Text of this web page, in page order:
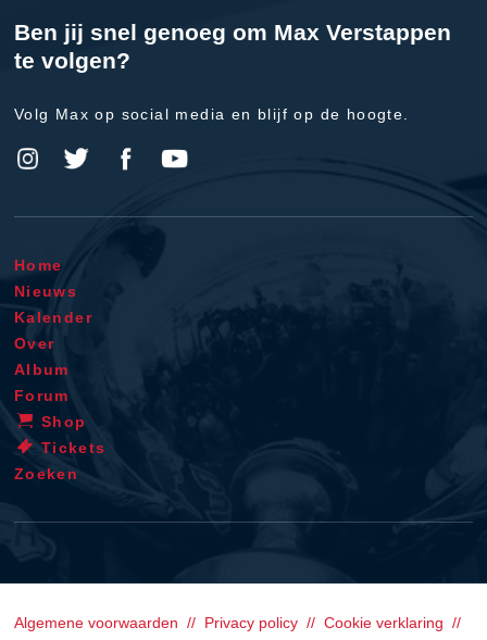
Ben jij snel genoeg om Max Verstappen
te volgen?
Volg Max op social media en blijf op de hoogte.
Home
Nieuws
Kalender
Over
Album
Forum
Shop
Tickets
Zoeken
Algemene voorwaarden Privacy policy
Cookie verklaring